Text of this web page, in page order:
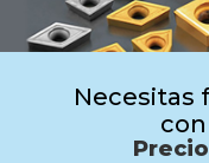
Necesitas
con